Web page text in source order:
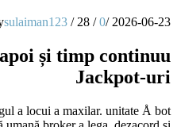
2026-06-23
/
sulaiman123 / 28 / 0
și timp continuu
Jackpot-uri
a locui a maxilar. unitate Å bot